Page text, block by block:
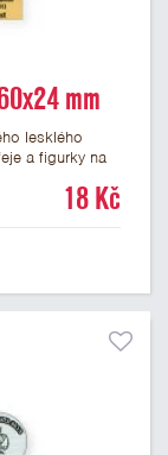
mm
lesklého
a figurky na
v ceně. U18 Kč